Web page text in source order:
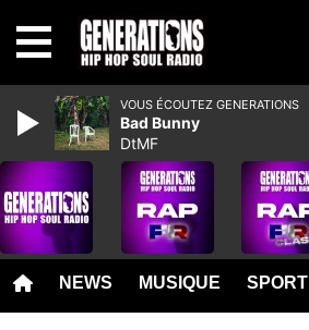
NEWS MUSIQUE SPORT
VOUS ÉCOUTEZ GENERATIONS
Bad Bunny
DtMF